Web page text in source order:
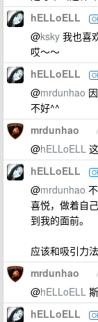
hELLoELL
@ksky 我也喜
哎～～
hELLoELL
@mrdunhao
不好^^
mrdunhao
@hELLoELL
hELLoELL
@mrdunhao
喜悦，做着自
到我的面前。
应该和吸引力
mrdunhao
@hELLoELL
hELLoELL